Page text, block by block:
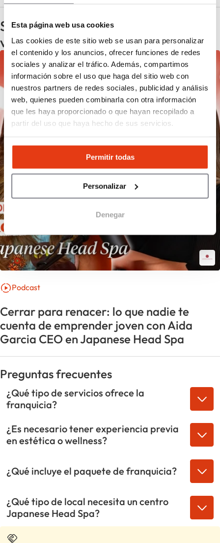
Esta página web usa cookies
Las cookies de este sitio web se usan para personalizar
el contenido y los anuncios, ofrecer funciones de redes
sociales y analizar el tráfico. Además, compartimos
información sobre el uso que haga del sitio web con
nuestros partners de redes sociales, publicidad y análisis
web, quienes pueden combinarla con otra información
que les haya proporcionado o que hayan recopilado a
partir del uso que haya hecho de sus servicios.
Permitir todas
Personalizar
Denegar
Saber más sobre la franquicia en
vídeo
Cerrar para renacer: lo que nadie te
cuenta de emprender joven con Aida
Garcia CEO en Japanese Head Spa
Podcast
Preguntas frecuentes
¿Qué tipo de servicios ofrece la
franquicia?
¿Es necesario tener experiencia previa
en estética o wellness?
¿Qué incluye el paquete de franquicia?
¿Qué tipo de local necesita un centro
Japanese Head Spa?